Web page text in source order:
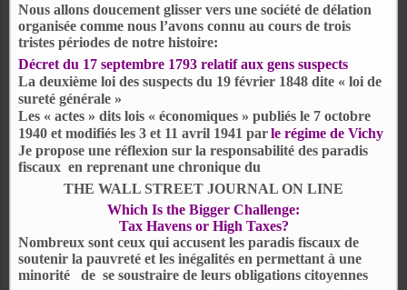
Nous allons doucement glisser vers une société de délation
organisée comme nous l’avons connu au cours de trois
tristes périodes de notre histoire:
Décret du 17 septembre 1793 relatif aux gens suspects
La deuxième loi des suspects du 19 février 1848 dite « loi de
sureté générale »
Les « actes » dits lois « économiques » publiés le 7 octobre
1940 et modifiés les 3 et 11 avril 1941 parle régime de Vichy
Je propose une réflexion sur la responsabilité des paradis
fiscaux en reprenant une chronique du
THE WALL STREET JOURNAL ON LINE
Which Is the Bigger Challenge:
Tax Havens or High Taxes?
Nombreux sont ceux qui accusent les paradis fiscaux de
soutenir la pauvreté et les inégalités en permettant à une
minorité
de se soustraire de leurs obligations citoyennes